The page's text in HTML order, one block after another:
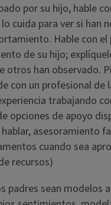
por su hijo, hable
cuida para ver si han
Hable con
de su hijo;
otros han observado.
con un profesional de
trabajando
opciones de apoyo
asesoramiento
cuando sea
recursos)
padres sean modelos